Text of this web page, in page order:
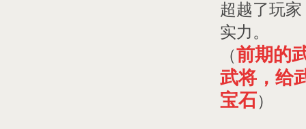
超越了玩
实力。
（前期的
武将，给
宝石）